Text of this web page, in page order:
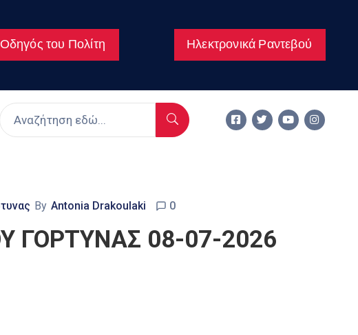
Οδηγός του Πολίτη Ηλεκτρονικά Ραντεβού
By Antonia Drakoulaki 0
ΓΟΡΤΥΝΑΣ 08-07-2026